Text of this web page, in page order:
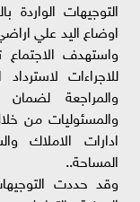
التوجيهات
اوضاع اليد علي
واستهدف الاجتماع
للاجراءات
والمراجعة
والمسئوليات من
ادارات الاملاك
المساحة..
وقد حددت